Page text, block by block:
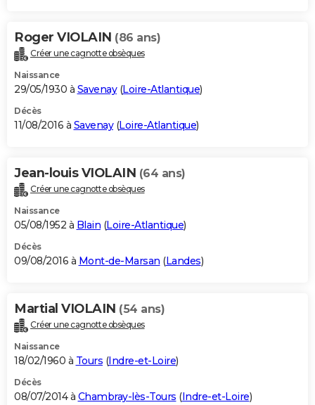
Roger VIOLAIN (86 ans)
Créer une cagnotte obsèques
Naissance
29/05/1930 à Savenay(Loire-Atlantique)
Décès
11/08/2016 à Savenay(Loire-Atlantique)
Jean-louis VIOLAIN (64 ans)
Créer une cagnotte obsèques
Naissance
05/08/1952 à Blain (Loire-Atlantique)
Décès
09/08/2016 à Mont-de-Marsan (Landes)
Martial VIOLAIN (54 ans)
Créer une cagnotte obsèques
Naissance
18/02/1960 à Tours (Indre-et-Loire)
Décès
08/07/2014 à Chambray-lès-Tours (Indre-et-Loire)